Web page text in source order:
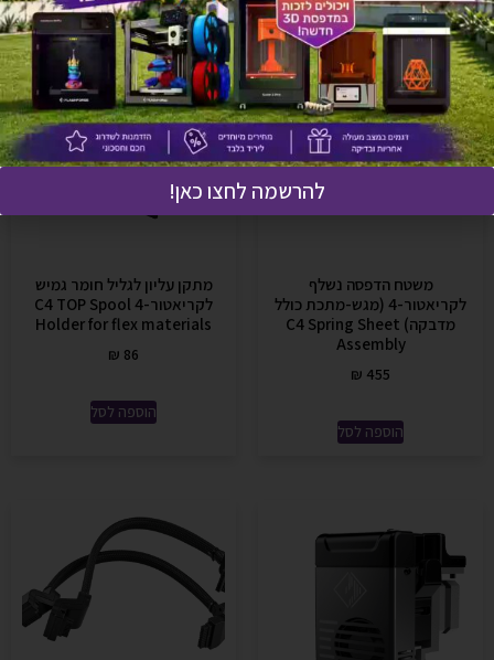
משטח הדפסה נשלף
לקריאטור-4 (מגש-מתכת כולל
מדבקה) C4 Spring Sheet
Assembly
₪ 455
הוספה לסל
מתקן עליון לגליל חומר גמיש
לקריאטור-4 C4 TOP Spool
Holder for flex materials
₪ 86
הוספה לסל
להרשמה לחצו כאן!